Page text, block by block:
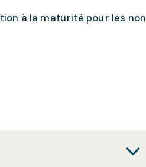
à la maturité pour les non